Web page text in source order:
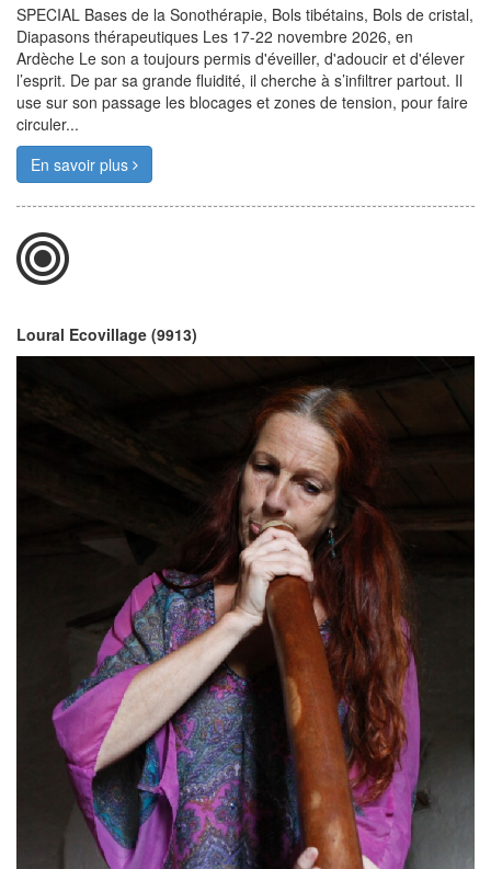
SPECIAL Bases de la Sonothérapie, Bols tibétains, Bols de cristal,
Diapasons thérapeutiques Les 17-22 novembre 2026, en
Ardèche Le son a toujours permis d'éveiller, d'adoucir et d'élever
l’esprit. De par sa grande fluidité, il cherche à s’infiltrer partout. Il
use sur son passage les blocages et zones de tension, pour faire
circuler...
En savoir plus
Loural Ecovillage (9913)